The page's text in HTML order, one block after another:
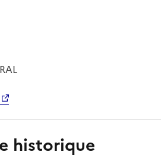
historique